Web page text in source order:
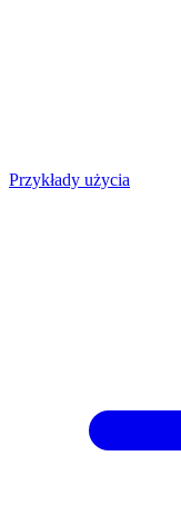
Przykłady użycia